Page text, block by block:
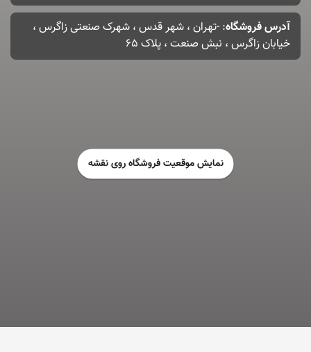
آدرس فروشگاه: -تهران ، شهر قدس ، شهرک صنعتی زاگرس ،
خیابان زاگرس ، نبش صنعت ، پلاک 65
نمایش موقعیت فروشگاه روی نقشه